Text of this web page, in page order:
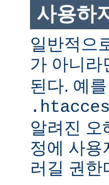
사용하
일반적으
가 아니라
된다. 예
알려진 오
정에 사용
러길 권한